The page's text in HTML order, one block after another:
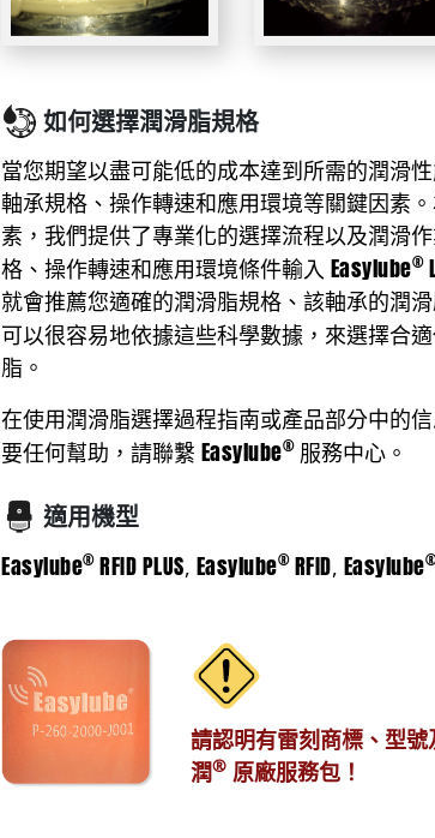
如何選擇潤滑脂規格
當您期望以盡可能低的成本達到所需的潤滑
軸承規格、操作轉速和應⽤環境等關鍵因素
素，我們提供了專業化的選擇流程以及潤滑
格、操作轉速和應⽤環境條件輸入 Easylube®
就會推薦您適確的潤滑脂規格、該軸承的潤
可以很容易地依據這些科學數據，來選擇合
脂。
在使用潤滑脂選擇過程指南或產品部分中的
要任何幫助，請聯繫 Easylube®服務中心。
適用機型
Easylube®RFID PLUS, Easylube®RFID, Easylube®
請認明有雷刻商標、型
潤® 原廠服務包！